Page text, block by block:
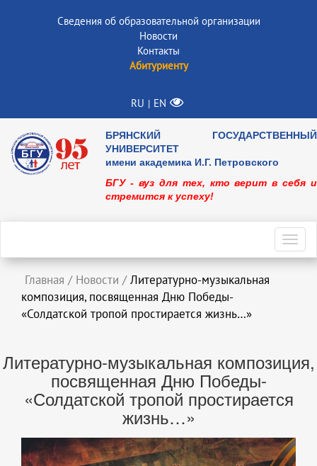
Сведения об образовательной организации
Новости
Контакты
Абитуриенту
RU | EN
БРЯНСКИЙ ГОСУДАРСТВЕННЫЙ
УНИВЕРСИТЕТ
имени академика И.Г. Петровского
БГУ - вуз для тех, кто верит в себя и
стремится к успеху!
Главная / Новости / Литературно-музыкальная
композиция, посвященная Дню Победы-
«Солдатской тропой простирается жизнь…»
Литературно-музыкальная композиция,
посвященная Дню Победы-
«Солдатской тропой простирается
жизнь…»